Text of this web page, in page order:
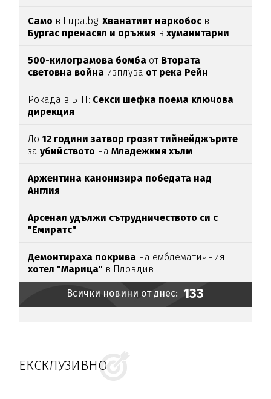
Само в Lupa.bg:Хванатият наркобос в
Бургас пренасял и оръжия вхуманитарни
500-килограмова бомба от Втората
световна война изплува от река Рейн
Рокада в БНТ: Секси шефка поема ключова
дирекция
До12 години затвор грозят тийнейджърите
заубийството наМладежкия хълм
Аржентина канонизира победата над
Англия
Арсенал удължи сътрудничеството си с
"Емиратс"
Демонтираха покрива на емблематичния
хотел "Марица" в Пловдив
Всички новини от днес: 133
ЕКСКЛУЗИВНО